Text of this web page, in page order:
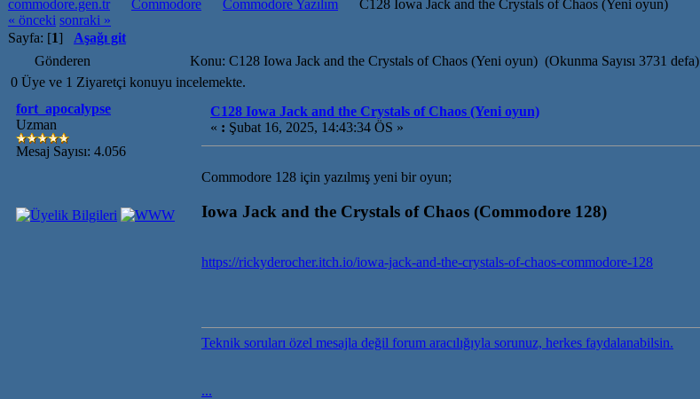
commodore.gen.tr Commodore Commodore Yazılım
C128 Iowa Jack and the Crystals of Chaos (Yeni oyun)
« önceki sonraki »
Sayfa: [1] Aşağı git
Gönderen
Konu: C128 Iowa Jack and the Crystals of Chaos (Yeni oyun) (Okunma Sayısı 3731 defa)
0 Üye ve 1 Ziyaretçi konuyu incelemekte.
fort_apocalypse
Uzman
Mesaj Sayısı: 4.056
C128 Iowa Jack and the Crystals of Chaos (Yeni oyun)
« : Şubat 16, 2025, 14:43:34 ÖS »
Commodore 128 için yazılmış yeni bir oyun;
Iowa Jack and the Crystals of Chaos (Commodore 128)
https://rickyderocher.itch.io/iowa-jack-and-the-crystals-of-chaos-commodore-128
Teknik soruları özel mesajla değil forum aracılığıyla sorunuz, herkes faydalanabilsin.
...